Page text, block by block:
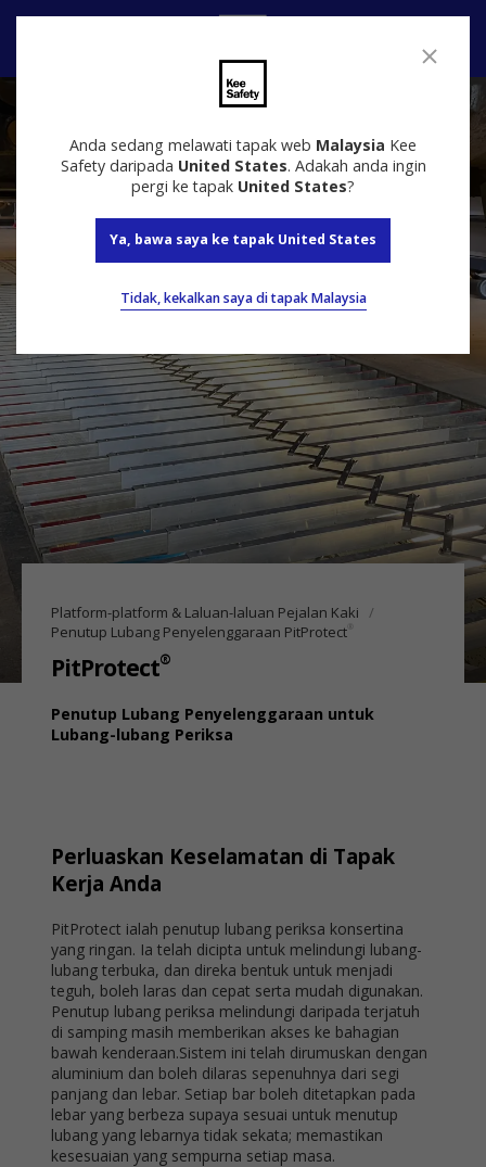
Anda sedang melawati tapak web Malaysia Kee
Safety daripada United States. Adakah anda ingin
pergi ke tapak United States?
Ya, bawa saya ke tapak United States
Tidak, kekalkan saya di tapak Malaysia
Platform-platform & Laluan-laluan Pejalan Kaki
Penutup Lubang Penyelenggaraan PitProtect ®
PitProtect®
Penutup Lubang Penyelenggaraan untuk
Lubang-lubang Periksa
Perluaskan Keselamatan di Tapak
Kerja Anda
PitProtect ialah penutup lubang periksa konsertina
yang ringan. Ia telah dicipta untuk melindungi lubang-
lubang terbuka, dan direka bentuk untuk menjadi
teguh, boleh laras dan cepat serta mudah digunakan.
Penutup lubang periksa melindungi daripada terjatuh
di samping masih memberikan akses ke bahagian
bawah kenderaan.Sistem ini telah dirumuskan dengan
aluminium dan boleh dilaras sepenuhnya dari segi
panjang dan lebar. Setiap bar boleh ditetapkan pada
lebar yang berbeza supaya sesuai untuk menutup
lubang yang lebarnya tidak sekata; memastikan
kesesuaian yang sempurna setiap masa.